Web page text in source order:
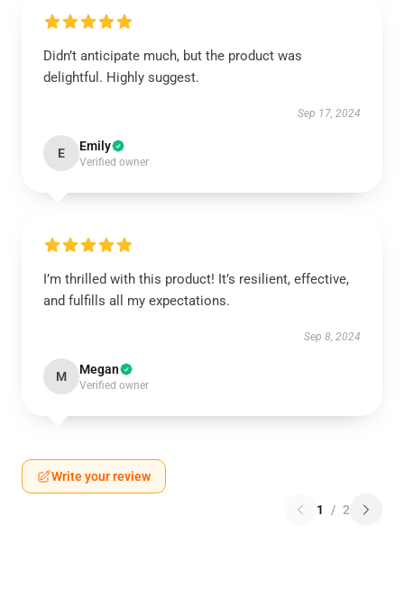
Didn’t anticipate much, but the product was
delightful. Highly suggest.
Sep 17, 2024
E Emily
Verified owner
I’m thrilled with this product! It’s resilient, effective,
and fulfills all my expectations.
Sep 8, 2024
M Megan
Verified owner
Write your review
1 / 2